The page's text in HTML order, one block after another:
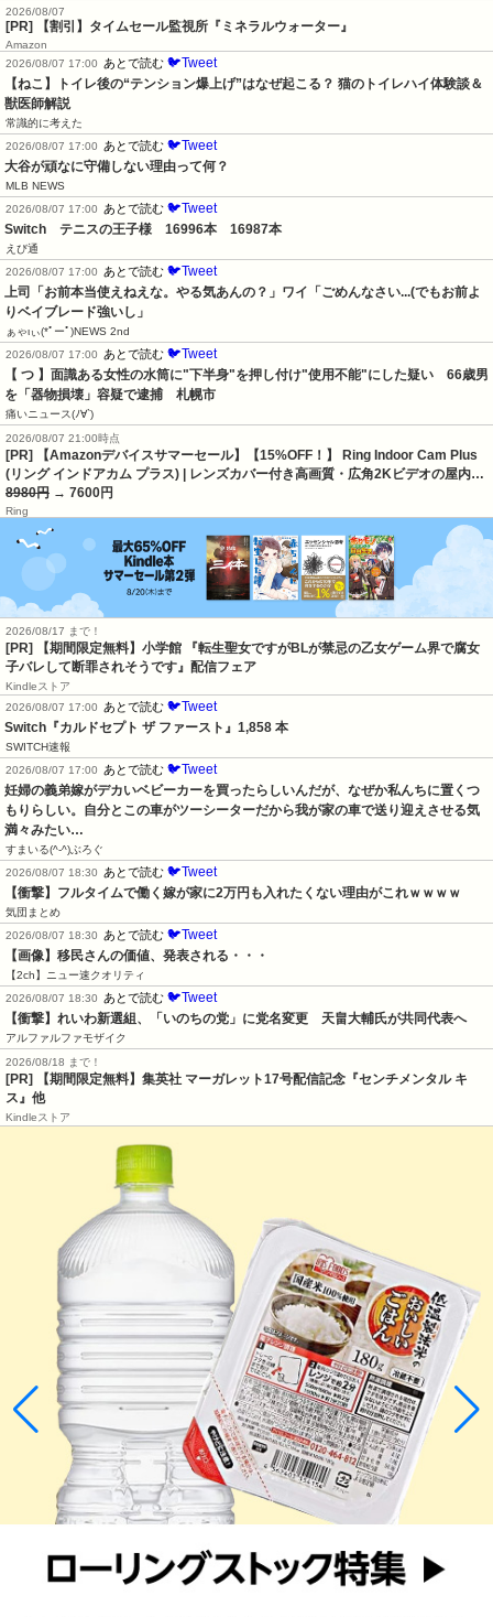
2026/08/07
[PR] 【割引】タイムセール監視所『ミネラルウォーター』
Amazon
2026/08/07 17:00 あとで読む 🐦Tweet
【ねこ】トイレ後の“テンション爆上げ”はなぜ起こる？ 猫のトイレハイ体験談＆
獣医師解説
常識的に考えた
2026/08/07 17:00 あとで読む 🐦Tweet
大谷が頑なに守備しない理由って何？
MLB NEWS
2026/08/07 17:00 あとで読む 🐦Tweet
Switch　テニスの王子様　16996本　16987本
えび通
2026/08/07 17:00 あとで読む 🐦Tweet
上司「お前本当使えねえな。やる気あんの？」ワイ「ごめんなさい...(でもお前よ
りベイブレード強いし」
ぁゃιぃ(*ﾟーﾟ)NEWS 2nd
2026/08/07 17:00 あとで読む 🐦Tweet
【 つ 】面識ある女性の水筒に"下半身"を押し付け"使用不能"にした疑い　66歳男
を「器物損壊」容疑で逮捕　札幌市
痛いニュース(ﾉ∀`)
2026/08/07 21:00時点
[PR] 【Amazonデバイスサマーセール】【15%OFF！】 Ring Indoor Cam Plus
(リング インドアカム プラス) | レンズカバー付き高画質・広角2Kビデオの屋内…
8980円 → 7600円
Ring
2026/08/17 まで！
[PR] 【期間限定無料】小学館 『転生聖女ですがBLが禁忌の乙女ゲーム界で腐女
子バレして断罪されそうです』配信フェア
Kindleストア
2026/08/07 17:00
あとで読む 🐦Tweet
Switch『カルドセプト ザ ファースト』1,858 本
SWITCH速報
2026/08/07 17:00
あとで読む 🐦Tweet
妊婦の義弟嫁がデカいベビーカーを買ったらしいんだが、なぜか私んちに置くつ
もりらしい。自分とこの車がツーシーターだから我が家の車で送り迎えさせる気
満々みたい…
すまいる(^-^)ぶろぐ
2026/08/07 18:30
あとで読む 🐦Tweet
【衝撃】フルタイムで働く嫁が家に2万円も入れたくない理由がこれｗｗｗｗ
気団まとめ
2026/08/07 18:30
あとで読む 🐦Tweet
【画像】移民さんの価値、発表される・・・
【2ch】ニュー速クオリティ
2026/08/07 18:30
あとで読む 🐦Tweet
【衝撃】れいわ新選組、「いのちの党」に党名変更　天畠大輔氏が共同代表へ
アルファルファモザイク
2026/08/18 まで！
[PR] 【期間限定無料】集英社 マーガレット17号配信記念『センチメンタル キ
ス』他
Kindleストア